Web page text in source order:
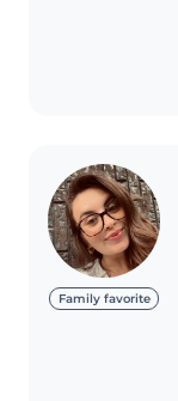
Family favorite